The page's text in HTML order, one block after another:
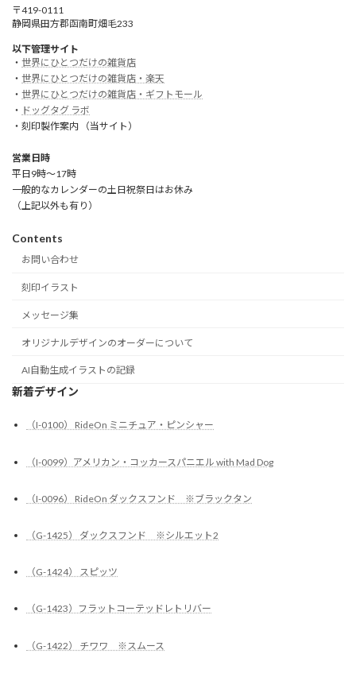
〒419-0111
静岡県田方郡函南町畑毛233
以下管理サイト
・ 世界にひとつだけの雑貨店
・ 世界にひとつだけの雑貨店・楽天
・ 世界にひとつだけの雑貨店・ギフトモール
・ ドッグタグ ラボ
・刻印製作案内 （当サイト）
営業日時
平日9時～17時
一般的なカレンダーの土日祝祭日はお休み
（上記以外も有り）
Contents
お問い合わせ
刻印イラスト
メッセージ集
オリジナルデザインのオーダーについて
AI自動生成イラストの記録
新着デザイン
（I-0100） RideOn ミニチュア・ピンシャー
（I-0099）アメリカン・コッカースパニエル with Mad Dog
（I-0096） RideOn ダックスフンド ※ブラックタン
（G-1425） ダックスフンド ※シルエット2
（G-1424） スピッツ
（G-1423）フラットコーテッドレトリバー
（G-1422） チワワ ※スムース